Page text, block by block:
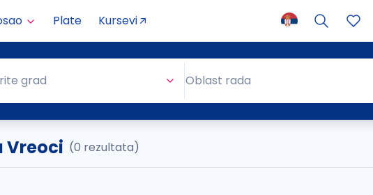
Plate Kursevi
grad Oblast rada
Vreoci (0 rezultata)